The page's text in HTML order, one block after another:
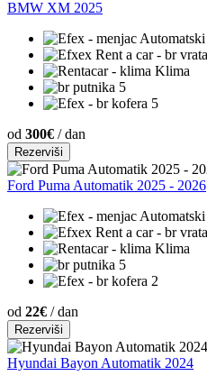
BMW XM 2025
Automatski
Klima
5
5
od 300€ / dan
Rezerviši
Ford Puma Automatik 2025 - 2026
Automatski
Klima
5
2
od 22€ / dan
Rezerviši
Hyundai Bayon Automatik 2024